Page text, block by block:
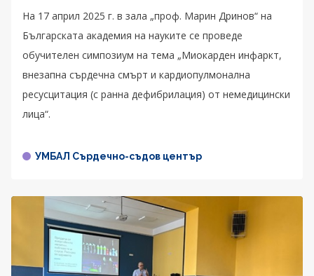
На 17 април 2025 г. в зала „проф. Марин Дринов“ на
Българската академия на науките се проведе
обучителен симпозиум на тема „Миокарден инфаркт,
внезапна сърдечна смърт и кардиопулмонална
ресусцитация (с ранна дефибрилация) от немедицински
лица“.
УМБАЛ Сърдечно-съдов център